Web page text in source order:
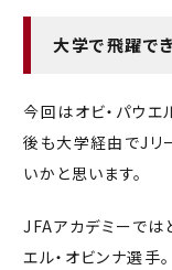
大学で飛躍で
今回はオビ・パウエ
後も大学経由でJリ
いかと思います。
JFAアカデミーでは
エル・オビンナ選手。